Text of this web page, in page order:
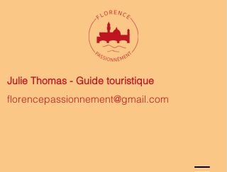
Julie Thomas - Guide touristique
florencepassionnement@gmail.com